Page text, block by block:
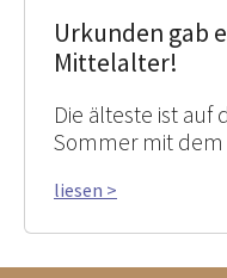
Urkunden gab
Mittelalter!
Die älteste ist auf
Sommer mit dem
liesen >